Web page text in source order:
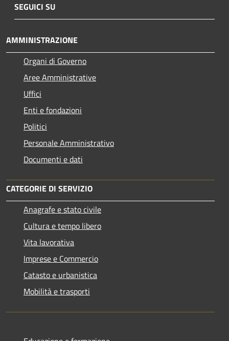
SEGUICI SU
AMMINISTRAZIONE
Organi di Governo
Aree Amministrative
Uffici
Enti e fondazioni
Politici
Personale Amministrativo
Documenti e dati
CATEGORIE DI SERVIZIO
Anagrafe e stato civile
Cultura e tempo libero
Vita lavorativa
Imprese e Commercio
Catasto e urbanistica
Mobilità e trasporti